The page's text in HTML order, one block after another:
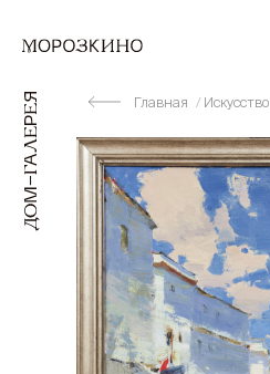
Главная Искусство